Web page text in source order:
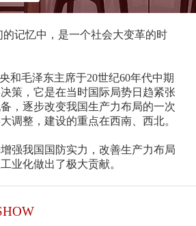
的记忆中，是一个社会大变革的时
和毛泽东主席于20世纪60年代中期
策，它是在当时国际局势日趋紧张
，逐步改变我国生产力布局的一次
调整，建设的重点在西南、西北。
强我国国防实力，改善生产力布局
业化做出了极大贡献。